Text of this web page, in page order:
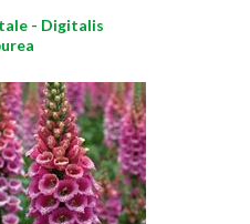
- Digitalis